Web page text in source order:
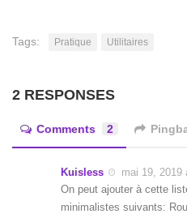
Tags: Pratique Utilitaires
2 RESPONSES
Comments 2
Kuisless
mai 19, 2019
On peut ajouter à cette
minimalistes suivants: